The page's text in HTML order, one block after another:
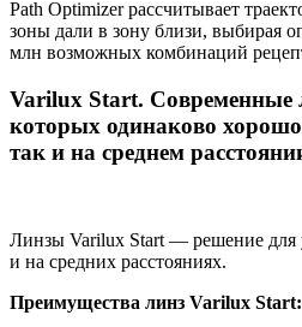
Path Optimizer рассчитывает
зоны дали в зону близи, выбирая
млн возможных комбинаций
Varilux Start. Современные
которых одинаково
так и на среднем
Линзы Varilux Start — решение для
и на средних расстояниях.
Преимущества линз Varilux Start: